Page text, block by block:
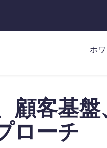
ホ
顧客基
ローチ